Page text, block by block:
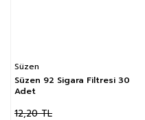
Süzen
Süzen 92 Sigara Filtresi 30
Adet
12,20 TL